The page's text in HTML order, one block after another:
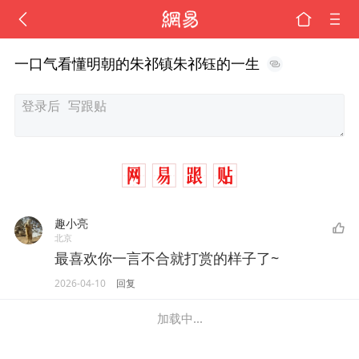
一口气看懂明朝的朱祁镇朱祁钰的一生
趣小亮
北京
最喜欢你一言不合就打赏的样子了~
2026-04-10 回复
加载中...